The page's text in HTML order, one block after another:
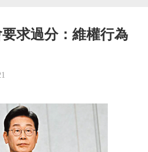
求過分：維權行為